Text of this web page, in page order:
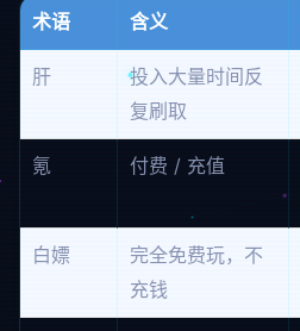
术语 含义
肝
投入大量时间反
复刷取
氪 付费 / 充值
白嫖
完全免费玩，不
充钱